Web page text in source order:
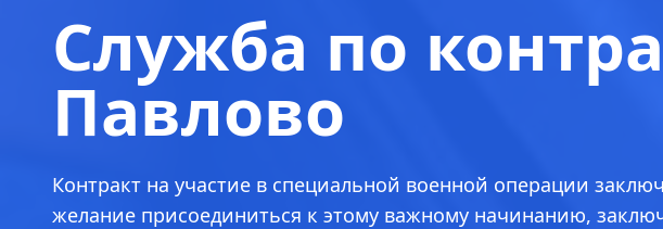
Служба по
Павлово
Контракт на участие в специальной военной операции
желание присоединиться к этому важному начинанию,